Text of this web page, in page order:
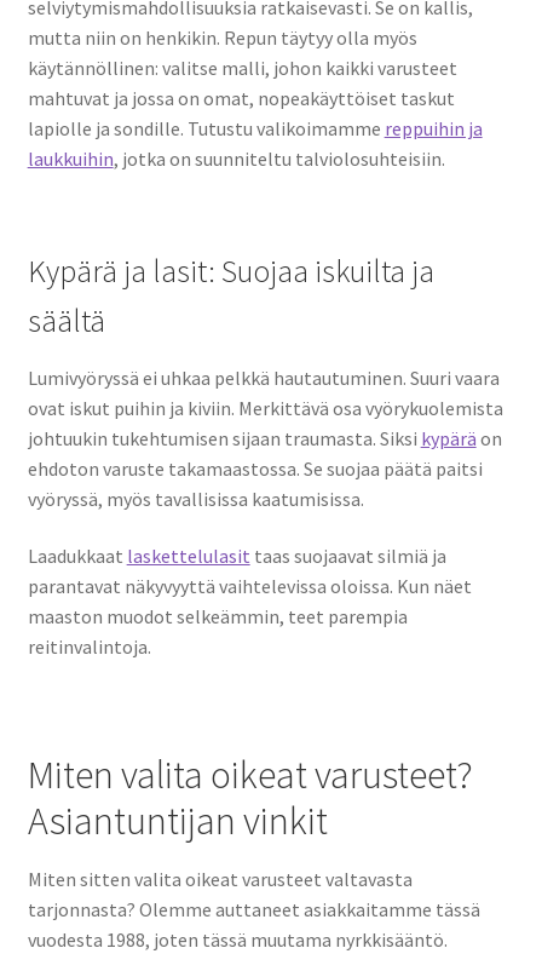
selviytymismahdollisuuksia ratkaisevasti. Se on kallis,
mutta niin on henkikin. Repun täytyy olla myös
käytännöllinen: valitse malli, johon kaikki varusteet
mahtuvat ja jossa on omat, nopeakäyttöiset taskut
lapiolle ja sondille. Tutustu valikoimamme reppuihin ja
laukkuihin, jotka on suunniteltu talviolosuhteisiin.
Kypärä ja lasit: Suojaa iskuilta ja
säältä
Lumivyöryssä ei uhkaa pelkkä hautautuminen. Suuri vaara
ovat iskut puihin ja kiviin. Merkittävä osa vyörykuolemista
johtuukin tukehtumisen sijaan traumasta. Siksi kypärä on
ehdoton varuste takamaastossa. Se suojaa päätä paitsi
vyöryssä, myös tavallisissa kaatumisissa.
Laadukkaat laskettelulasit taas suojaavat silmiä ja
parantavat näkyvyyttä vaihtelevissa oloissa. Kun näet
maaston muodot selkeämmin, teet parempia
reitinvalintoja.
Miten valita oikeat varusteet?
Asiantuntijan vinkit
Miten sitten valita oikeat varusteet valtavasta
tarjonnasta? Olemme auttaneet asiakkaitamme tässä
vuodesta 1988, joten tässä muutama nyrkkisääntö.